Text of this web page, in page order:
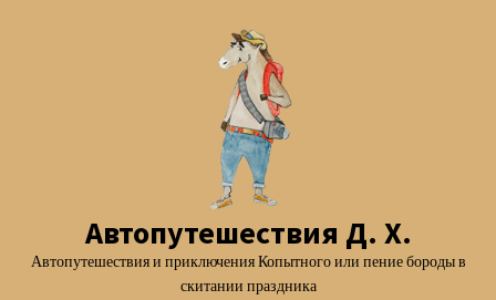
Автопутешествия Д. Х.
Автопутешествия и приключения Копытного или пение бороды в
скитании праздника